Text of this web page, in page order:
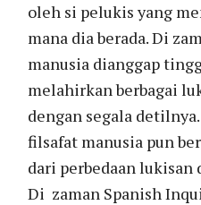
oleh si pelukis yang
mana dia berada. Di
manusia dianggap
melahirkan berbagai
dengan segala
filsafat manusia pun
dari perbedaan lukisan
Di zaman Spanish